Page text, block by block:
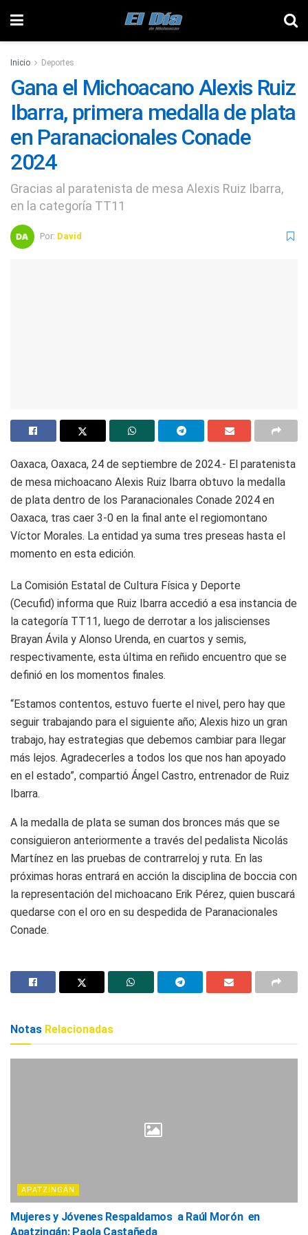
Inicio Deportes
Gana el Michoacano Alexis Ruiz
Ibarra, primera medalla de plata
en Paranacionales Conade
2024
Gracias al paratenista de mesa Alexis Ruiz Ibarra,
en la categoría TT11
Por: David
Oaxaca, Oaxaca, 24 de septiembre de 2024.- El paratenista
de mesa michoacano Alexis Ruiz Ibarra obtuvo la medalla
de plata dentro de los Paranacionales Conade 2024 en
Oaxaca, tras caer 3-0 en la final ante el regiomontano
Víctor Morales. La entidad ya suma tres preseas hasta el
momento en esta edición.
La Comisión Estatal de Cultura Física y Deporte
(Cecufid) informa que Ruiz Ibarra accedió a esa instancia de
la categoría TT11, luego de derrotar a los jaliscienses
Brayan Ávila y Alonso Urenda, en cuartos y semis,
respectivamente, esta última en reñido encuentro que se
definió en los momentos finales.
“Estamos contentos, estuvo fuerte el nivel, pero hay que
seguir trabajando para el siguiente año; Alexis hizo un gran
trabajo, hay estrategias que debemos cambiar para llegar
más lejos. Agradecerles a todos los que nos han apoyado
en el estado”, compartió Ángel Castro, entrenador de Ruiz
Ibarra.
A la medalla de plata se suman dos bronces más que se
consiguieron anteriormente a través del pedalista Nicolás
Martínez en las pruebas de contrarreloj y ruta. En las
próximas horas entrará en acción la disciplina de boccia con
la representación del michoacano Erik Pérez, quien buscará
quedarse con el oro en su despedida de Paranacionales
Conade.
Notas Relacionadas
APATZINGÁN
Mujeres y Jóvenes Respaldamos a Raúl Morón en
Apatzingán: Paola Castañeda